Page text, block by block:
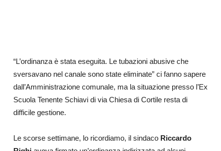
“L’ordinanza è stata eseguita. Le tubazioni abusive che
sversavano nel canale sono state eliminate” ci fanno sapere
dall’Amministrazione comunale, ma la situazione presso l’Ex
Scuola Tenente Schiavi di via Chiesa di Cortile resta di
difficile gestione.
Le scorse settimane, lo ricordiamo, il sindaco Riccardo